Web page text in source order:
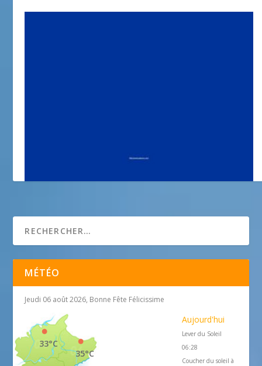
MÉTÉO
Jeudi 06 août 2026, Bonne Fête Félicissime
35°C
33°C
Aujourd'hui
Lever du Soleil
06:28
Coucher du soleil à